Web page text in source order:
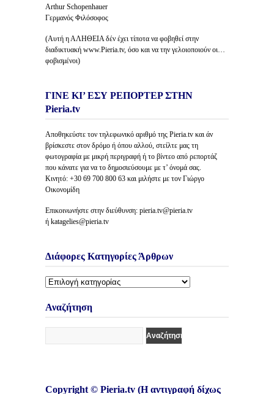
Arthur Schopenhauer
Γερμανός Φιλόσοφος
(Αυτή η ΑΛΗΘΕΙΑ δέν έχει τίποτα να φοβηθεί στην
διαδικτυακή www.Pieria.tv, όσο και να την γελοιοποιούν οι…
φοβισμένοι)
ΓΙΝΕ ΚΙ’ ΕΣΥ ΡΕΠΟΡΤΕΡ ΣΤΗΝ
Pieria.tv
Αποθηκεύστε τον τηλεφωνικό αριθμό της Pieria.tv και άν
βρίσκεστε στον δρόμο ή όπου αλλού, στείλτε μας τη
φωτογραφία με μικρή περιγραφή ή το βίντεο από ρεπορτάζ
που κάνατε για να το δημοσιεύσουμε με τ’ όνομά σας.
Κινητό: +30 69 700 800 63 και μιλήστε με τον Γιώργο
Οικονομίδη
Επικοινωνήστε στην διεύθυνση: pieria.tv@pieria.tv
ή katagelies@pieria.tv
Διάφορες Κατηγορίες Άρθρων
Διάφορες
Άρθρων
Αναζήτηση
Copyright © Pieria.tv (Η αντιγραφή δίχως